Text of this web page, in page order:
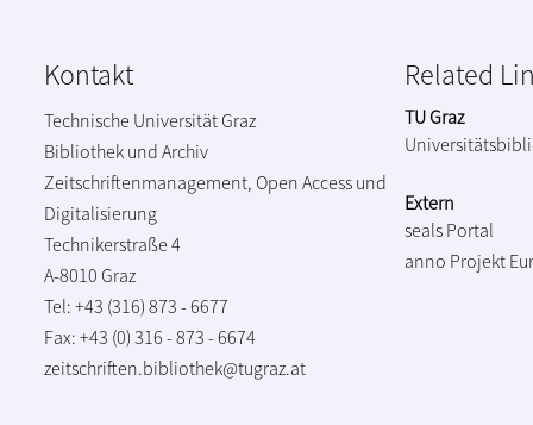
Kontakt
Technische Universität Graz
Bibliothek und Archiv
Zeitschriftenmanagement, Open Access und
Digitalisierung
Technikerstraße 4
A-8010 Graz
Tel: +43 (316) 873 - 6677
Fax: +43 (0) 316 - 873 - 6674
zeitschriften.bibliothek@tugraz.at
Related
TU Graz
Extern
seals Portal
anno Projekt